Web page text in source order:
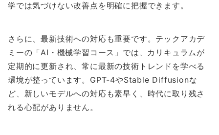
学では気づけない改善点を明確に把握できます。
さらに、最新技術への対応も重要です。テックアカデ
ミーの「AI・機械学習コース」では、カリキュラムが
定期的に更新され、常に最新の技術トレンドを学べる
環境が整っています。GPT-4やStable Diffusionな
ど、新しいモデルへの対応も素早く、時代に取り残さ
れる心配がありません。